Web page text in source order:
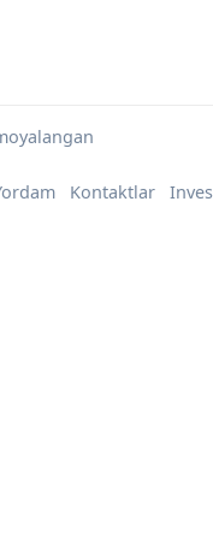
Kontaktlar